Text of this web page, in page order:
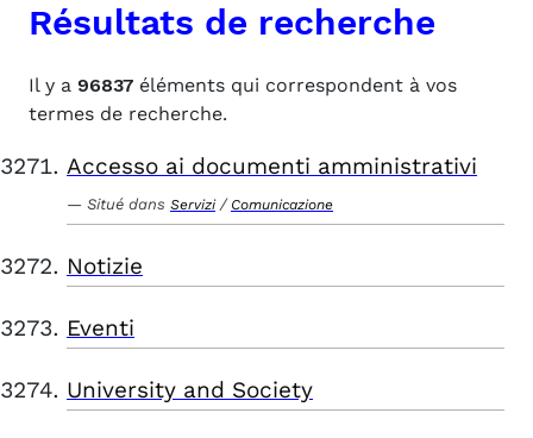
Résultats de recherche
Il y a 96837 éléments qui correspondent à vos
termes de recherche.
Accesso ai documenti amministrativi
Situé dans Servizi / Comunicazione
Notizie
Eventi
University and Society